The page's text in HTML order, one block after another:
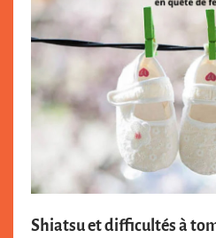
Shiatsu et difficultés à